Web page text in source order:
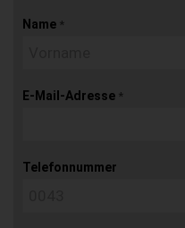
Name *
E-Mail-Adresse *
Telefonnummer